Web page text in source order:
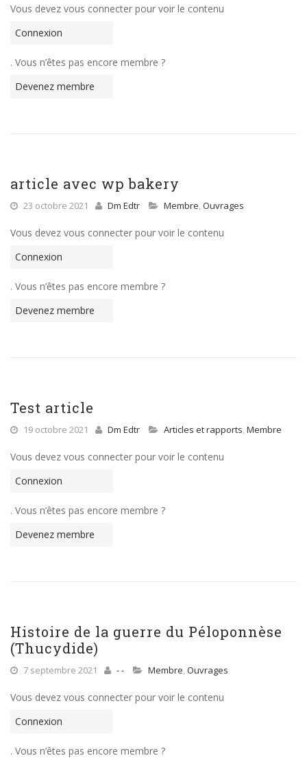
Vous devez vous connecter pour voir le contenu
Connexion
. Vous n’êtes pas encore membre ?
Devenez membre
article avec wp bakery
23 octobre 2021 Dm Edtr Membre, Ouvrages
Vous devez vous connecter pour voir le contenu
Connexion
. Vous n’êtes pas encore membre ?
Devenez membre
Test article
19 octobre 2021 Dm Edtr Articles et rapports, Membre
Vous devez vous connecter pour voir le contenu
Connexion
. Vous n’êtes pas encore membre ?
Devenez membre
Histoire de la guerre du Péloponnèse
(Thucydide)
7 septembre 2021 - - Membre, Ouvrages
Vous devez vous connecter pour voir le contenu
Connexion
. Vous n’êtes pas encore membre ?